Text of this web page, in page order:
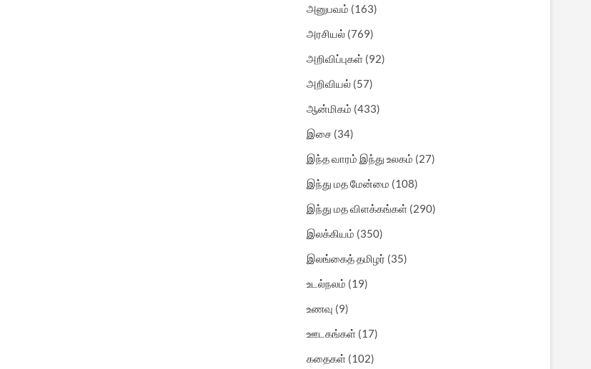
அனுபவம் (163)
அரசியல் (769)
அறிவிப்புகள் (92)
அறிவியல் (57)
ஆன்மிகம் (433)
இசை (34)
இந்த வாரம் இந்து உலகம் (27)
இந்து மத மேன்மை (108)
இந்து மத விளக்கங்கள் (290)
இலக்கியம் (350)
இலங்கைத் தமிழர் (35)
உடல்நலம் (19)
உணவு (9)
ஊடகங்கள் (17)
கதைகள் (102)